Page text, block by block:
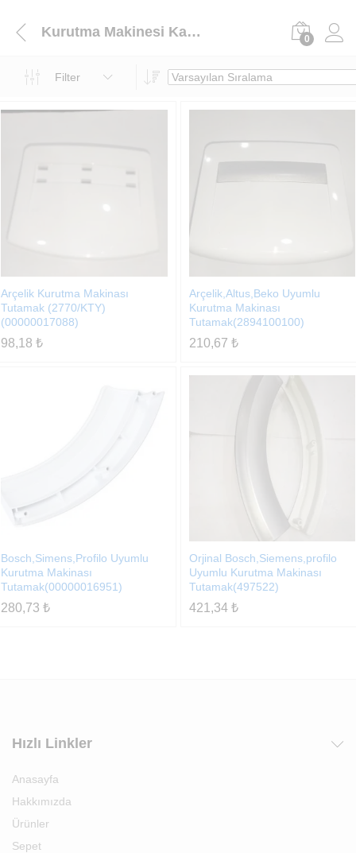
Kurutma Makinesi Kapak Mandalı 0
Filter
Arçelik Kurutma Makinası
Tutamak (2770/KTY)
(00000017088)
98,18 ₺
Arçelik,Altus,Beko Uyumlu
Kurutma Makinası
Tutamak(2894100100)
210,67 ₺
Bosch,Simens,Profilo Uyumlu
Kurutma Makinası
Tutamak(00000016951)
280,73 ₺
Orjinal Bosch,Siemens,profilo
Uyumlu Kurutma Makinası
Tutamak(497522)
421,34 ₺
Hızlı Linkler
Anasayfa
Hakkımızda
Ürünler
Sepet